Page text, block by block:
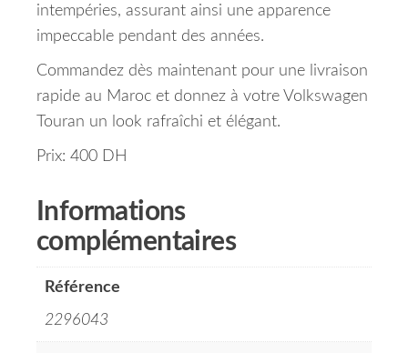
intempéries, assurant ainsi une apparence
impeccable pendant des années.
Commandez dès maintenant pour une livraison
rapide au Maroc et donnez à votre Volkswagen
Touran un look rafraîchi et élégant.
Prix: 400 DH
Informations
complémentaires
Référence
2296043